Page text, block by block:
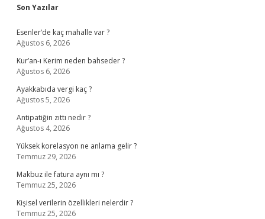
Sidebar
Son Yazılar
Esenler’de kaç mahalle var ?
Ağustos 6, 2026
Kur’an-ı Kerim neden bahseder ?
Ağustos 6, 2026
Ayakkabıda vergi kaç ?
Ağustos 5, 2026
Antipatiğin zıttı nedir ?
Ağustos 4, 2026
Yüksek korelasyon ne anlama gelir ?
Temmuz 29, 2026
Makbuz ile fatura aynı mı ?
Temmuz 25, 2026
Kişisel verilerin özellikleri nelerdir ?
Temmuz 25, 2026